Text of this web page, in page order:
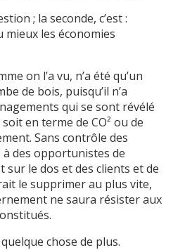
; la seconde, c’est :
mieux les économies
on l’a vu, n’a été qu’un
de bois, puisqu’il n’a
qui se sont révélé
en terme de CO² ou de
Sans contrôle des
des opportunistes de
sur le dos et des clients et de
le supprimer au plus vite,
ne saura résister aux
chose de plus.